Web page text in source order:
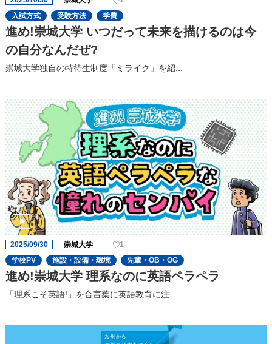
入試方式
受験方法 学費
進め!崇城大学 いつだって未来を描けるのは今
の自分なんだぜ?
崇城大学独自の特待生制度「ミライク」を紹...
2025/09/30 崇城大学
1
学校PV
施設・設備・環境 先輩・OB・OG
進め!崇城大学 理系なのに英語ペラペラ
「理系こそ英語!」を合言葉に英語教育に注...